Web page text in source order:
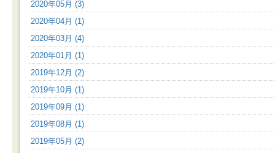
2020年05月 (3)
2020年04月 (1)
2020年03月 (4)
2020年01月 (1)
2019年12月 (2)
2019年10月 (1)
2019年09月 (1)
2019年08月 (1)
2019年05月 (2)